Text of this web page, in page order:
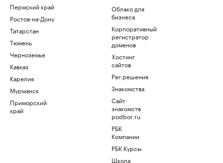
Пермский край
Ростов-на-Дону
Татарстан
Тюмень
Черноземье
Кавказ
Карелия
Мурманск
Приморский
край
Облако для
бизнеса
Корпоративный
регистратор
доменов
Хостинг
сайтов
Рег.решения
Знакомства
Сайт
знакомств
podbor.ru
РБК
Компании
РБК Курсы
Школа